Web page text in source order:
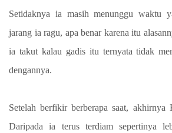
Setidaknya ia masih menunggu waktu
jarang ia ragu, apa benar karena itu
ia takut kalau gadis itu ternyata tidak
dengannya.
Setelah berfikir berberapa saat,
Daripada ia terus terdiam sepertinya